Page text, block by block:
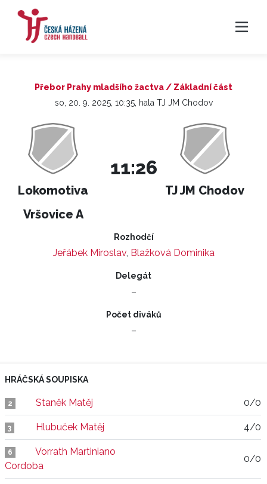
Přebor Prahy mladšího žactva / Základní část
so, 20. 9. 2025, 10:35, hala TJ JM Chodov
Lokomotiva
Vršovice A
11:26
TJ JM Chodov
Rozhodčí
Jeřábek Miroslav, Blažková Dominika
Delegát
–
Počet diváků
–
HRÁČSKÁ SOUPISKA
2 Staněk Matěj 0/0
3 Hlubuček Matěj 4/0
6
Vorrath Martiniano
Cordoba
0/0